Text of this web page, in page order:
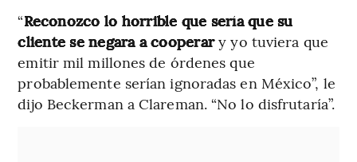
“Reconozco lo horrible que sería que su
cliente se negara a cooperary yo tuviera que
emitir mil millones de órdenes que
probablemente serían ignoradas en México”, le
dijo Beckerman a Clareman. “No lo disfrutaría”.